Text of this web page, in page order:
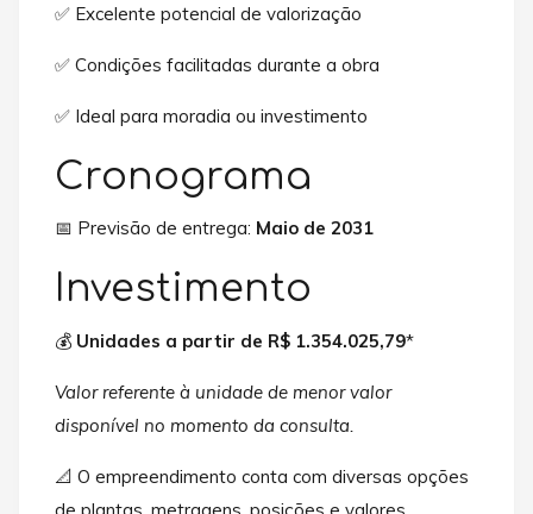
✅ Excelente potencial de valorização
✅ Condições facilitadas durante a obra
✅ Ideal para moradia ou investimento
Cronograma
📅 Previsão de entrega: Maio de 2031
Investimento
💰 Unidades a partir de R$ 1.354.025,79*
Valor referente à unidade de menor valor
disponível no momento da consulta.
📐 O empreendimento conta com diversas opções